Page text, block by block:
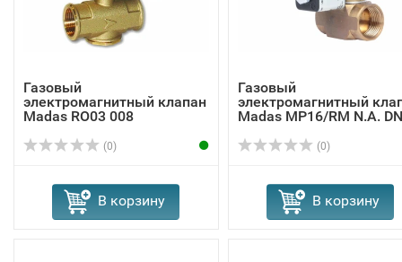
Газовый
электромагнитный клапан
Madas RO03 008
(0)
В корзину
Газовый
электромагнитный
Madas MP16/RM N.A.
(0)
В корзину